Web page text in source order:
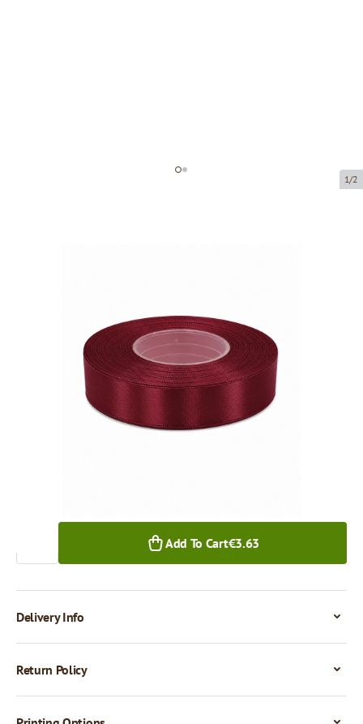
1/2
Product can be collected from a pickup point.
Price per 1 piece
Add To Cart€3.63
Delivery Info
Return Policy